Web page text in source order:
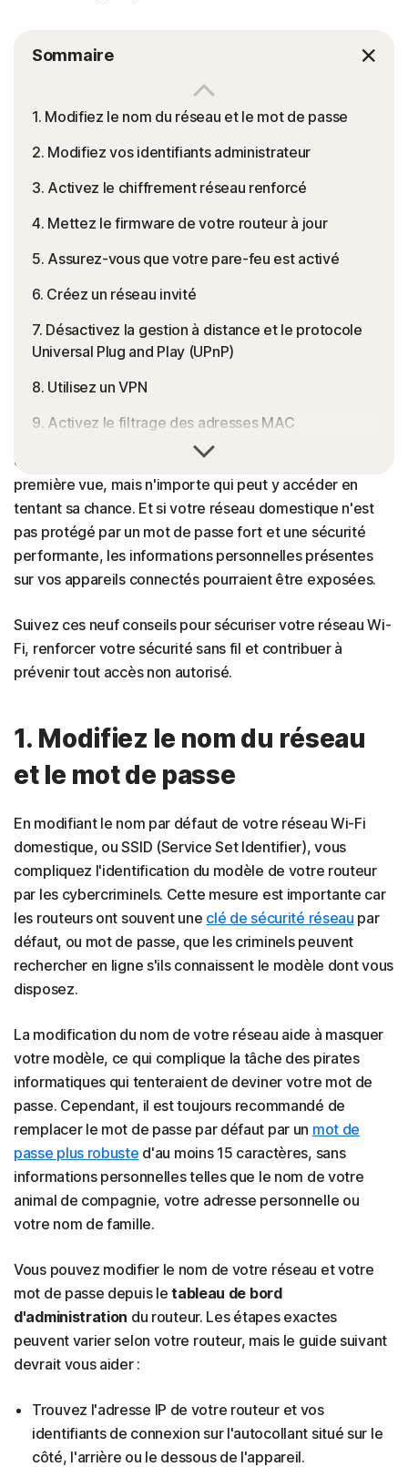
Sommaire
1. Modifiez le nom du réseau et le mot de passe
2. Modifiez vos identifiants administrateur
3. Activez le chiffrement réseau renforcé
4. Mettez le firmware de votre routeur à jour
5. Assurez-vous que votre pare-feu est activé
6. Créez un réseau invité
7. Désactivez la gestion à distance et le protocole
Universal Plug and Play (UPnP)
8. Utilisez un VPN
9. Activez le filtrage des adresses MAC
Aide pour la sécurisation de votre réseau Wi-Fi
FAQ
Un réseau Wi-Fi non sécurisé, c'est comme une porte
d'entrée non verrouillée : elle peut sembler « fermée » à
première vue, mais n'importe qui peut y accéder en
tentant sa chance. Et si votre réseau domestique n'est
pas protégé par un mot de passe fort et une sécurité
performante, les informations personnelles présentes
sur vos appareils connectés pourraient être exposées.
Suivez ces neuf conseils pour sécuriser votre réseau Wi-
Fi, renforcer votre sécurité sans fil et contribuer à
prévenir tout accès non autorisé.
1. Modifiez le nom du réseau
et le mot de passe
En modifiant le nom par défaut de votre réseau Wi-Fi
domestique, ou SSID (Service Set Identifier), vous
compliquez l'identification du modèle de votre routeur
par les cybercriminels. Cette mesure est importante car
les routeurs ont souvent une clé de sécurité réseau par
défaut, ou mot de passe, que les criminels peuvent
rechercher en ligne s'ils connaissent le modèle dont vous
disposez.
La modification du nom de votre réseau aide à masquer
votre modèle, ce qui complique la tâche des pirates
informatiques qui tenteraient de deviner votre mot de
passe. Cependant, il est toujours recommandé de
remplacer le mot de passe par défaut par un mot de
passe plus robuste d'au moins 15 caractères, sans
informations personnelles telles que le nom de votre
animal de compagnie, votre adresse personnelle ou
votre nom de famille.
Vous pouvez modifier le nom de votre réseau et votre
mot de passe depuis letableau de bord
d'administration du routeur. Les étapes exactes
peuvent varier selon votre routeur, mais le guide suivant
devrait vous aider :
Trouvez l'adresse IP de votre routeur et vos
identifiants de connexion sur l'autocollant situé sur le
côté, l'arrière ou le dessous de l'appareil.